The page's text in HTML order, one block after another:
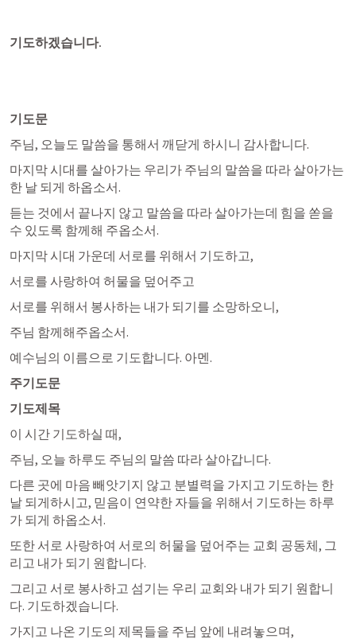
기도하겠습니다.
기도문
주님, 오늘도 말씀을 통해서 깨닫게 하시니 감사합니다.
마지막 시대를 살아가는 우리가 주님의 말씀을 따라 살아가는
한 날 되게 하옵소서.
듣는 것에서 끝나지 않고 말씀을 따라 살아가는데 힘을 쏟을
수 있도록 함께해 주옵소서.
마지막 시대 가운데 서로를 위해서 기도하고,
서로를 사랑하여 허물을 덮어주고
서로를 위해서 봉사하는 내가 되기를 소망하오니,
주님 함께해주옵소서.
예수님의 이름으로 기도합니다. 아멘.
주기도문
기도제목
이 시간 기도하실 때,
주님, 오늘 하루도 주님의 말씀 따라 살아갑니다.
다른 곳에 마음 빼앗기지 않고 분별력을 가지고 기도하는 한
날 되게하시고, 믿음이 연약한 자들을 위해서 기도하는 하루
가 되게 하옵소서.
또한 서로 사랑하여 서로의 허물을 덮어주는 교회 공동체, 그
리고 내가 되기 원합니다.
그리고 서로 봉사하고 섬기는 우리 교회와 내가 되기 원합니
다. 기도하겠습니다.
가지고 나온 기도의 제목들을 주님 앞에 내려놓으며,